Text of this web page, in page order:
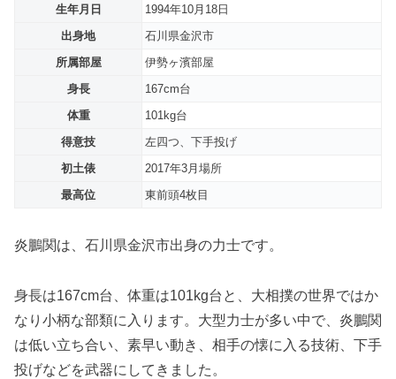
生年月日
1994年10月18日
出身地
石川県金沢市
所属部屋
伊勢ヶ濱部屋
身長
167cm台
体重
101kg台
得意技
左四つ、下手投げ
初土俵
2017年3月場所
最高位
東前頭4枚目
炎鵬関は、石川県金沢市出身の力士です。
身長は167cm台、体重は101kg台と、大相撲の世界ではか
なり小柄な部類に入ります。大型力士が多い中で、炎鵬関
は低い立ち合い、素早い動き、相手の懐に入る技術、下手
投げなどを武器にしてきました。